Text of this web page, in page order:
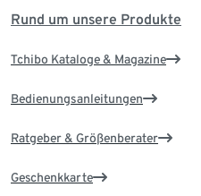
Rund um unsere Produkte
Tchibo Kataloge & Magazine
Bedienungsanleitungen
Ratgeber & Größenberater
Geschenkkarte